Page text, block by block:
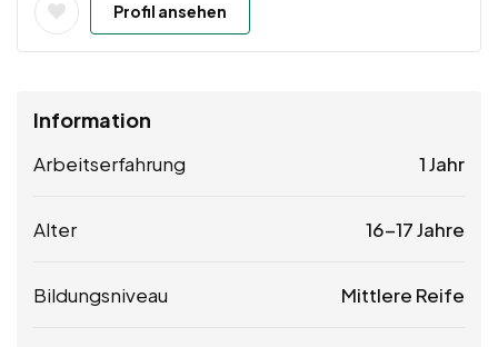
Profil ansehen
Information
Arbeitserfahrung 1 Jahr
Alter 16-17 Jahre
Bildungsniveau Mittlere Reife